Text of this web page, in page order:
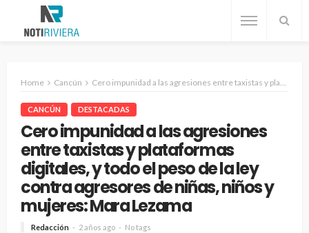
Home Cancún Cero impunidad a las agresiones entre taxistas y plataformas digitales, y todo el peso de la ley contra agresores de niñas, niños y mujeres: Mara Lezama
CANCÚN DESTACADAS
Cero impunidad a las agresiones
entre taxistas y plataformas
digitales, y todo el peso de la ley
contra agresores de niñas, niños y
mujeres: Mara Lezama
Redacción 2 años ago No tags